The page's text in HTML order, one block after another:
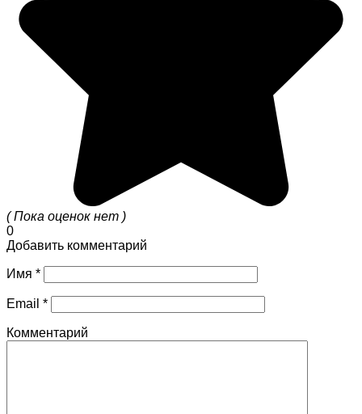
( Пока оценок нет )
0
Добавить комментарий
Имя *
Email *
Комментарий